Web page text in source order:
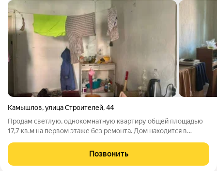
Камышлов,улица Строителей,44
Продам светлую, однокомнатную квартиру общей площадью
17,7 кв.м на первом этаже без ремонта. Дом находится в
деревянное, стены побелены, пол деревянный. Общая кухня
находится через стенку (есть
Позвонить